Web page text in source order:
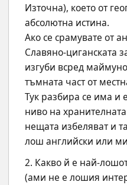
Източна), което от
абсолютна истина.
Ако се срамувате от
Славяно-циганската
изгуби всред
тъмната част от
Тук разбира се има и
ниво на
нещата избеляват и
лош английски или
2. Какво й е най-
(ами не е лошия